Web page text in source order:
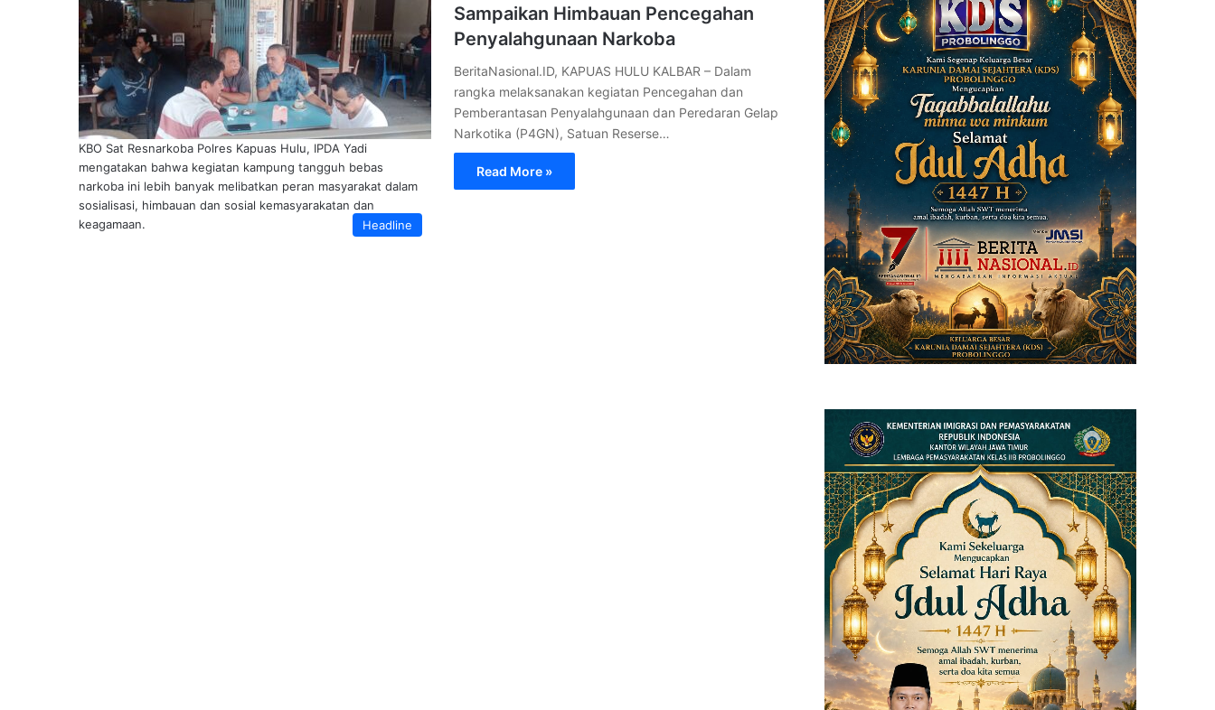
Headline
KBO Sat Resnarkoba Polres Kapuas Hulu, IPDA Yadi
mengatakan bahwa kegiatan kampung tangguh bebas
narkoba ini lebih banyak melibatkan peran masyarakat dalam
sosialisasi, himbauan dan sosial kemasyarakatan dan
keagamaan.
Sampaikan Himbauan Pencegahan
Penyalahgunaan Narkoba
BeritaNasional.ID, KAPUAS HULU KALBAR – Dalam
rangka melaksanakan kegiatan Pencegahan dan
Pemberantasan Penyalahgunaan dan Peredaran Gelap
Narkotika (P4GN), Satuan Reserse…
Read More »